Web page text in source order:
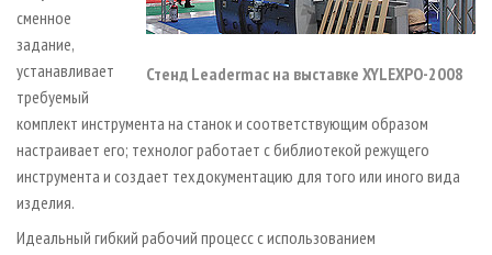
Стенд Leadermac на выставке XYLEXPO-2008
сменное
задание,
устанавливает
требуемый
комплект инструмента на станок и соответствующим образом
настраивает его; технолог работает с библиотекой режущего
инструмента и создает техдокументацию для того или иного вида
изделия.
Идеальный гибкий рабочий процесс с использованием